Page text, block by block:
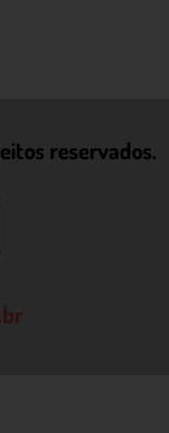
reservados.